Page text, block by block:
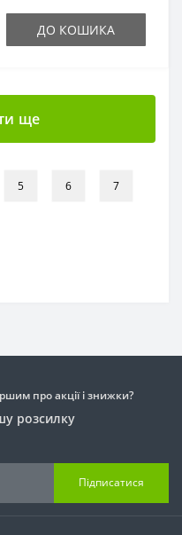
ДО КОШИКА
ще
5 6 7
про акції і знижки?
розсилку
Підписатися